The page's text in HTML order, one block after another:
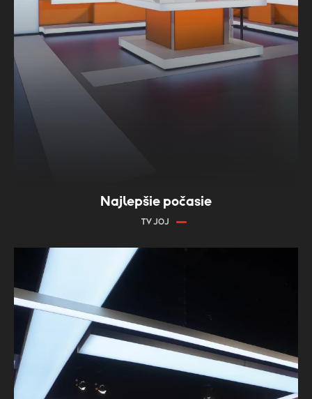
Najlepšie počasie
TV JOJ